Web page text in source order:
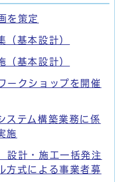
を策定
（基本設計）
（基本設計）
ークショップを開催
ステム構築業務に係
施
計・施工一括発注
方式による事業者募